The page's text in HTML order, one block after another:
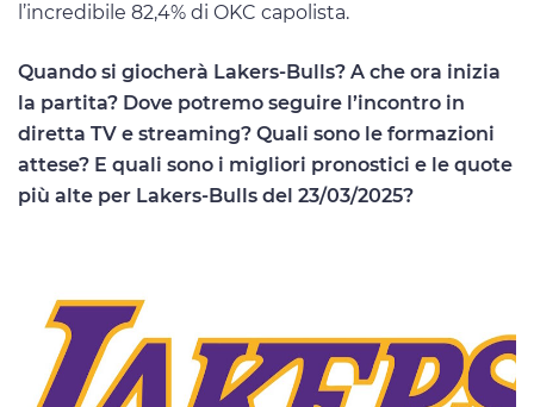
l’incredibile 82,4% di OKC capolista.
Quando si giocherà Lakers-Bulls? A che ora inizia
la partita? Dove potremo seguire l’incontro in
diretta TV e streaming? Quali sono le formazioni
attese? E quali sono i migliori pronostici e le quote
più alte per Lakers-Bulls del 23/03/2025?